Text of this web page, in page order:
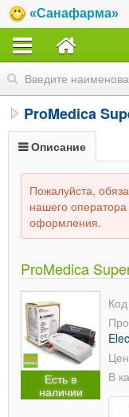
«Санафарма»
ProMedica
Описание
Пожалуйста,
нашего
оформления.
ProMedica
Есть в
наличии
В